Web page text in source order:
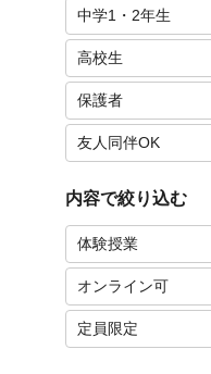
中学1・2年生
高校生
保護者
友人同伴OK
内容で絞り込む
体験授業
オンライン可
定員限定